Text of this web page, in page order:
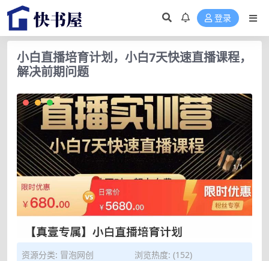
登录
小白直播培育计划，小白7天快速直播课程，
解决前期问题
资源分类: 冒泡网创
浏览热度: (152)